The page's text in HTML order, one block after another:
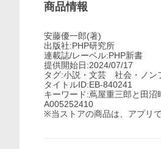
商品情報
安藤優一郎(著)
出版社:PHP研究所
連載誌/レーベル:PHP新書
提供開始日:2024/07/17
タグ:小説・文芸 社会・ノン
タイトルID:EB-840241
キーワード:蔦屋重三郎と田
A005252410
※当ストアの商品は、アプリ